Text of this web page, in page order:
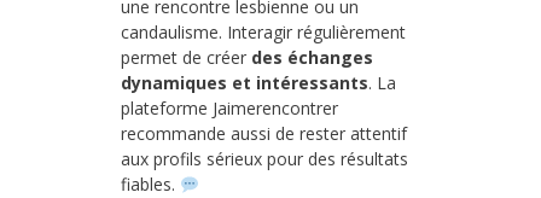
une rencontre lesbienne ou un
candaulisme. Interagir régulièrement
permet de créer des échanges
dynamiques et intéressants. La
plateforme Jaimerencontrer
recommande aussi de rester attentif
aux profils sérieux pour des résultats
fiables.